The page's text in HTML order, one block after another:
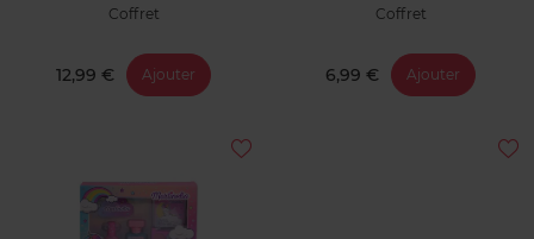
Coffret
12,99 € Ajouter
Coffret
6,99 € Ajouter